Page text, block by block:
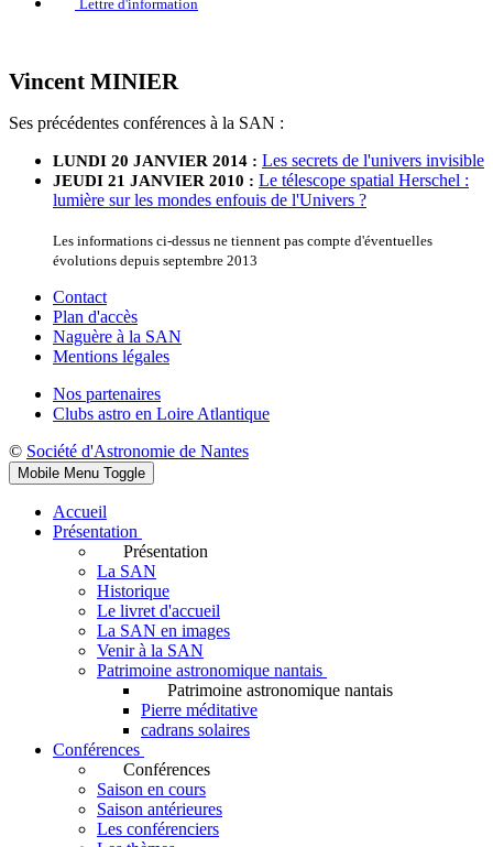
Lettre d'information
Vincent MINIER
Ses précédentes conférences à la SAN :
LUNDI 20 JANVIER 2014 : Les secrets de l'univers invisible
JEUDI 21 JANVIER 2010 : Le télescope spatial Herschel :
lumière sur les mondes enfouis de l'Univers ?
Les informations ci-dessus ne tiennent pas compte d'éventuelles
évolutions depuis septembre 2013
Contact
Plan d'accès
Naguère à la SAN
Mentions légales
Nos partenaires
Clubs astro en Loire Atlantique
© Société d'Astronomie de Nantes
Mobile Menu Toggle
Accueil
Présentation
Présentation
La SAN
Historique
Le livret d'accueil
La SAN en images
Venir à la SAN
Patrimoine astronomique nantais
Patrimoine astronomique nantais
Pierre méditative
cadrans solaires
Conférences
Conférences
Saison en cours
Saison antérieures
Les conférenciers